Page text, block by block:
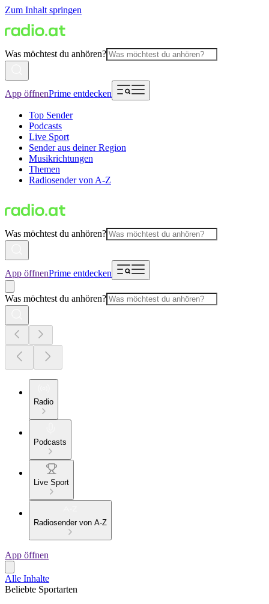
Zum Inhalt springen
Was möchtest du anhören?
App öffnenPrime entdecken
Top Sender
Podcasts
Live Sport
Sender aus deiner Region
Musikrichtungen
Themen
Radiosender von A-Z
Was möchtest du anhören?
App öffnenPrime entdecken
Was möchtest du anhören?
Radio
Podcasts
Live Sport
Radiosender von A-Z
App öffnen
Alle Inhalte
Beliebte Sportarten